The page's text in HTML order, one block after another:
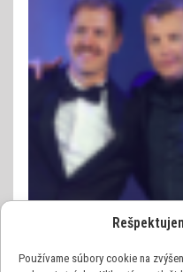
Používame súbory cookie na